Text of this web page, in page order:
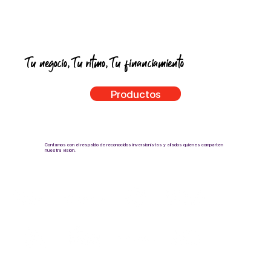
Tu negocio, Tu ritmo, Tu financiamiento
Productos
Contamos con el respaldo de reconocidos inversionistas y aliados quienes comparten
nuestra visión.